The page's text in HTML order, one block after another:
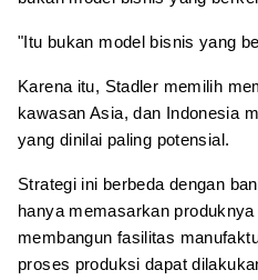
"Itu bukan model bisnis yang
Karena itu, Stadler memilih
kawasan Asia, dan Indonesia
yang dinilai paling potensial.
Strategi ini berbeda dengan
hanya memasarkan
membangun fasilitas
proses produksi dapat